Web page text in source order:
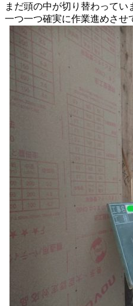
まだ頭の中が切り替わってい
一つ一つ確実に作業進めさせ